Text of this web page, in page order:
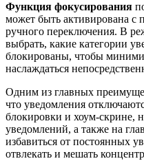
Функция фокусирования
может быть активирована
ручного переключения. В
выбрать, какие категории
блокированы, чтобы
наслаждаться
Одним из главных
что уведомления
блокировки и хоум-скрине,
уведомлений, а также на
избавиться от постоянных
отвлекать и мешать